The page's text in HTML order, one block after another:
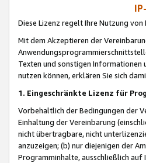
Diese Lizenz regelt Ihre Nutzung
Mit dem Akzeptieren der
Texten und sonstigen Informationen
nutzen können, erklären Sie sich
1. Eingeschränkte Lizenz für
Vorbehaltlich der Bedingungen der
Einhaltung der Vereinbarung
nicht übertragbare, nicht
anzuzeigen; (b) nur diejenigen der
Programminhalte, ausschließlich auf